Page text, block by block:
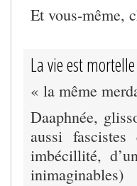
Et vous-même,
La vie est
« la même
Daaphnée,
aussi
imbécillité,
inimaginables)